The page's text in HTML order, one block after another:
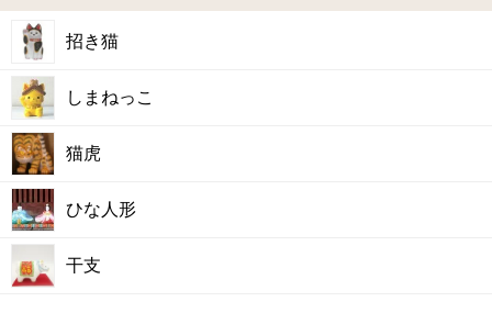
招き猫
しまねっこ
猫虎
ひな人形
干支